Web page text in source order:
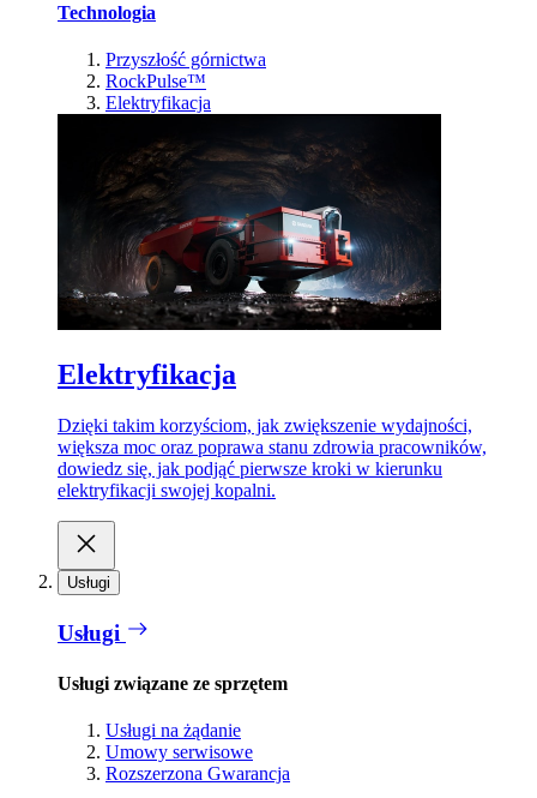
Technologia
Przyszłość górnictwa
RockPulse™
Elektryfikacja
Elektryfikacja
Dzięki takim korzyściom, jak zwiększenie wydajności,
większa moc oraz poprawa stanu zdrowia pracowników,
dowiedz się, jak podjąć pierwsze kroki w kierunku
elektryfikacji swojej kopalni.
Usługi
Usługi
Usługi związane ze sprzętem
Usługi na żądanie
Umowy serwisowe
Rozszerzona Gwarancja